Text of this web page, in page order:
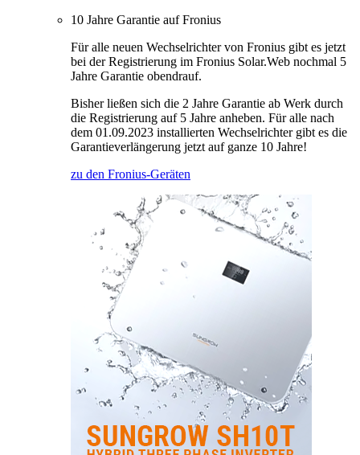
10 Jahre Garantie auf Fronius
Für alle neuen Wechselrichter von Fronius gibt es jetzt
bei der Registrierung im Fronius Solar.Web nochmal 5
Jahre Garantie obendrauf.
Bisher ließen sich die 2 Jahre Garantie ab Werk durch
die Registrierung auf 5 Jahre anheben. Für alle nach
dem 01.09.2023 installierten Wechselrichter gibt es die
Garantieverlängerung jetzt auf ganze 10 Jahre!
zu den Fronius-Geräten